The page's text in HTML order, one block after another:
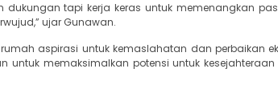
tapi kerja keras untuk memenangkan
ujar Gunawan.
aspirasi untuk kemaslahatan dan perbaikan
memaksimalkan potensi untuk